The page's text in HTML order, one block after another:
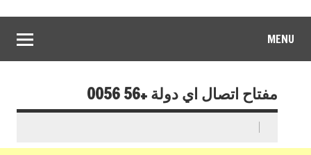
MENU
مفتاح اتصال اي دولة +56 0056